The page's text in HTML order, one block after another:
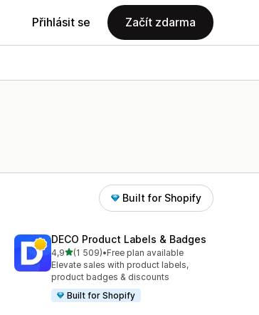
Přihlásit se Začít zdarma
Built for Shopify
DECO Product Labels & Badges
4,9z 5 hvězd
(1 509)
Celkový počet recenzí: 1509
•Free plan available
Elevate sales with product labels,
product badges & discounts
Built for Shopify